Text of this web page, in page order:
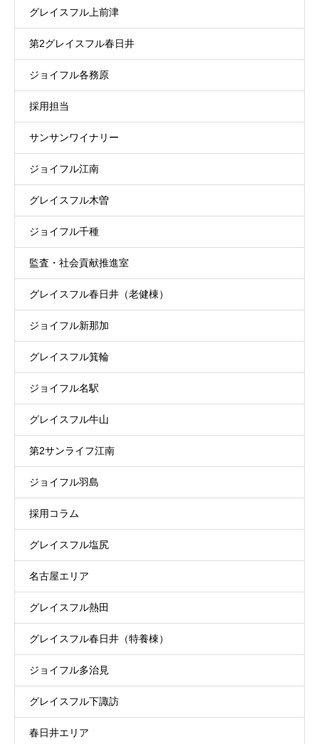
グレイスフル上前津
第2グレイスフル春日井
ジョイフル各務原
採用担当
サンサンワイナリー
ジョイフル江南
グレイスフル木曽
ジョイフル千種
監査・社会貢献推進室
グレイスフル春日井（老健棟）
ジョイフル新那加
グレイスフル箕輪
ジョイフル名駅
グレイスフル牛山
第2サンライフ江南
ジョイフル羽島
採用コラム
グレイスフル塩尻
名古屋エリア
グレイスフル熱田
グレイスフル春日井（特養棟）
ジョイフル多治見
グレイスフル下諏訪
春日井エリア